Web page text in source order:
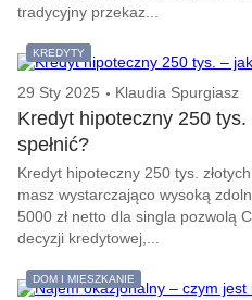
tradycyjny przekaz...
KREDYTY
29 Sty 2025 Klaudia Spurgiasz
Kredyt hipoteczny 250
spełnić?
Kredyt hipoteczny 250 tys.
masz wystarczająco wysoką
5000 zł netto dla singla pozwolą
decyzji kredytowej,...
DOM I MIESZKANIE